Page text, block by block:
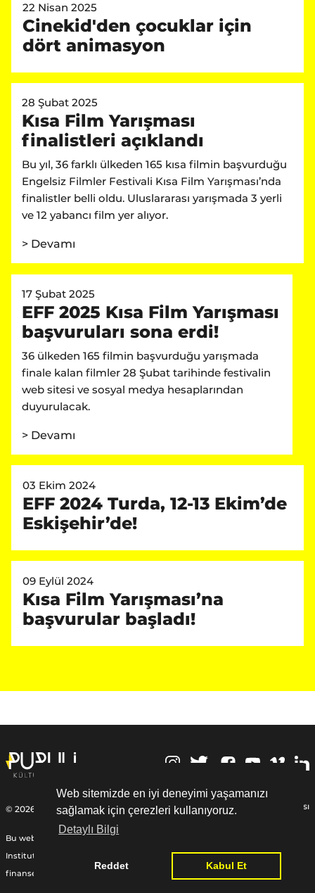
Web sitemizde en iyi deneyimi yaşamanızı
sağlamak için çerezleri kullanıyoruz.
Detaylı Bilgi
Reddet Kabul Et
22 Nisan 2025
Cinekid'den çocuklar için
dört animasyon
28 Şubat 2025
Kısa Film Yarışması
finalistleri açıklandı
Bu yıl, 36 farklı ülkeden 165 kısa filmin başvurduğu
Engelsiz Filmler Festivali Kısa Film Yarışması’nda
finalistler belli oldu. Uluslararası yarışmada 3 yerli
ve 12 yabancı film yer alıyor.
> Devamı
17 Şubat 2025
EFF 2025 Kısa Film Yarışması
başvuruları sona erdi!
36 ülkeden 165 filmin başvurduğu yarışmada
finale kalan filmler 28 Şubat tarihinde festivalin
web sitesi ve sosyal medya hesaplarından
duyurulacak.
> Devamı
03 Ekim 2024
EFF 2024 Turda, 12-13 Ekim’de
Eskişehir’de!
09 Eylül 2024
Kısa Film Yarışması’na
başvurular başladı!
© 2026 | Puruli Kültür Sanat Kişisel Verilerin Korunması
Bu web sitesi Federal Almanya Cumhuriyeti Dışişleri Bakanlığı, Goethe-
Institut ve diğer ortaklardan sağlanan Uluslararası Yardım Fonu ile
finanse edilmiştir: